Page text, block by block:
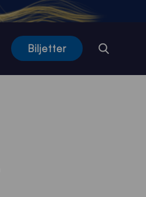
Biljetter